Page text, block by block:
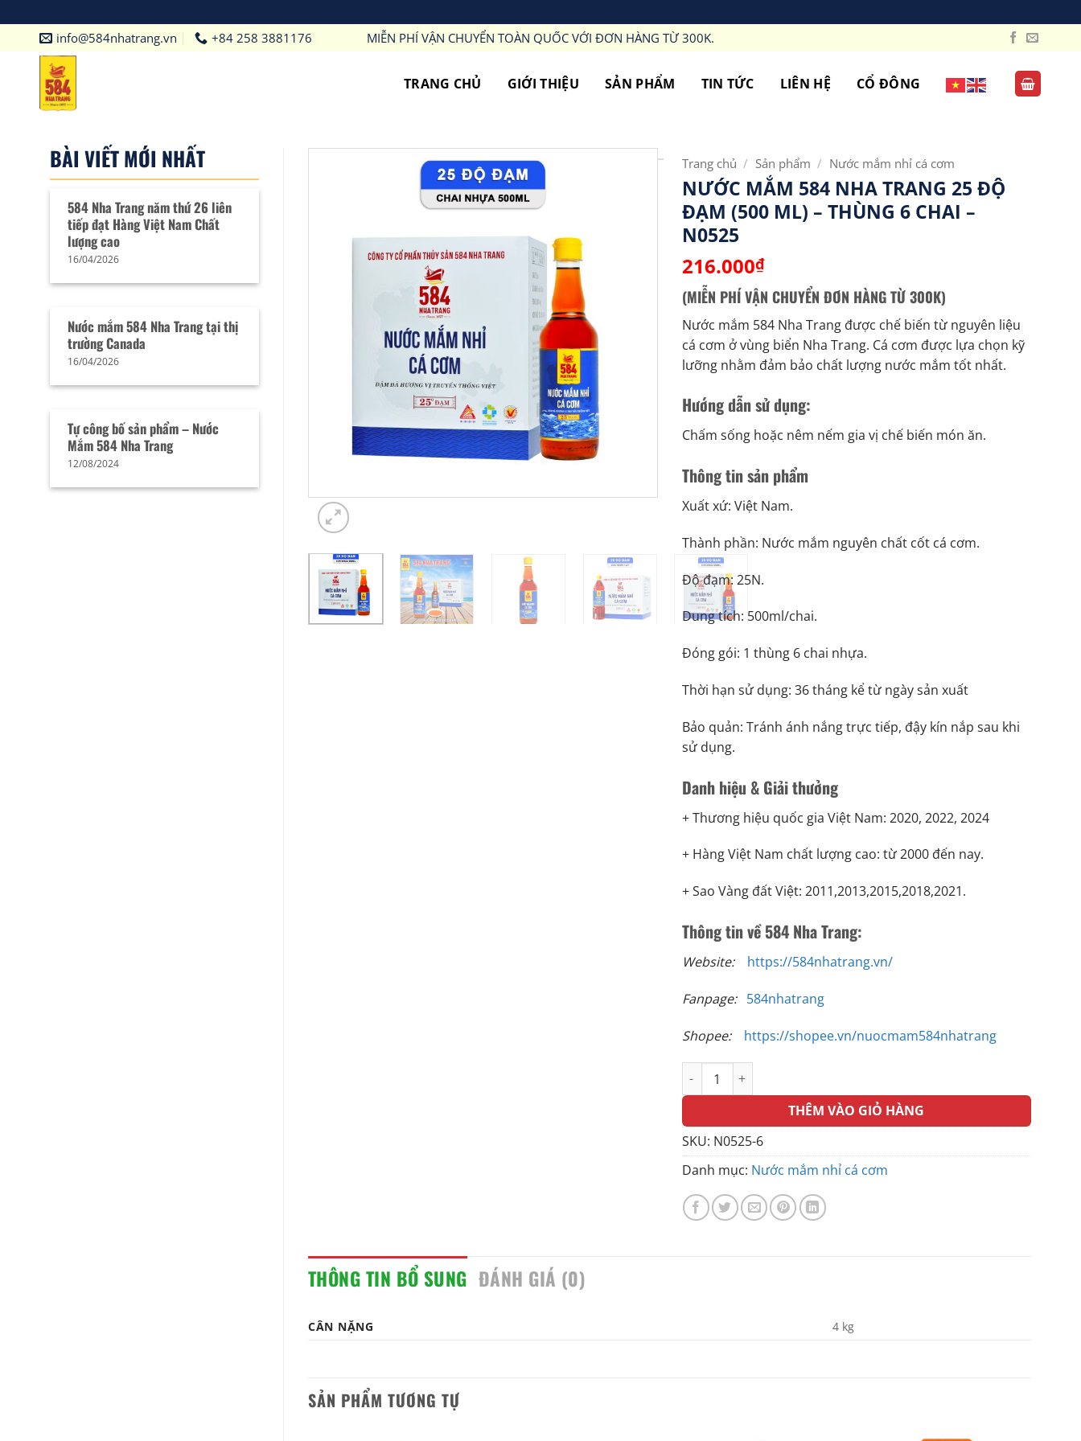
qua
info@584nhatrang.vn +84 258 3881176 MIỄN PHÍ VẬN CHUYỂN TOÀN QUỐC VỚI ĐƠN HÀNG TỪ 300K.
TRANG CHỦ GIỚI THIỆU SẢN PHẨM TIN TỨC LIÊN HỆ CỔ ĐÔNG
BÀI VIẾT MỚI NHẤT
584 Nha Trang năm thứ 26 liên
tiếp đạt Hàng Việt Nam Chất
lượng cao
16/04/2026
Nước mắm 584 Nha Trang tại thị
trường Canada
16/04/2026
Tự công bố sản phẩm – Nước
Mắm 584 Nha Trang
12/08/2024
Trang chủ / Sản phẩm / Nước mắm nhỉ cá cơm
NƯỚC MẮM 584 NHA TRANG 25 ĐỘ
ĐẠM (500 ML) – THÙNG 6 CHAI –
N0525
216.000₫
(MIỄN PHÍ VẬN CHUYỂN ĐƠN HÀNG TỪ 300K)
Nước mắm 584 Nha Trang được chế biến từ nguyên liệu
cá cơm ở vùng biển Nha Trang. Cá cơm được lựa chọn kỹ
lưỡng nhằm đảm bảo chất lượng nước mắm tốt nhất.
Hướng dẫn sử dụng:
Chấm sống hoặc nêm nếm gia vị chế biến món ăn.
Thông tin sản phẩm
Xuất xứ: Việt Nam.
Thành phần: Nước mắm nguyên chất cốt cá cơm.
Độ đạm: 25N.
Dung tích: 500ml/chai.
Đóng gói: 1 thùng 6 chai nhựa.
Thời hạn sử dụng: 36 tháng kể từ ngày sản xuất
Bảo quản: Tránh ánh nắng trực tiếp, đậy kín nắp sau khi
sử dụng.
Danh hiệu & Giải thưởng
+ Thương hiệu quốc gia Việt Nam: 2020, 2022, 2024
+ Hàng Việt Nam chất lượng cao: từ 2000 đến nay.
+ Sao Vàng đất Việt: 2011,2013,2015,2018,2021.
Thông tin về 584 Nha Trang:
Website: https://584nhatrang.vn/
Fanpage: 584nhatrang
Shopee: https://shopee.vn/nuocmam584nhatrang
Nước mắm 584 Nha Trang 25 độ đạm (500 ml) - Thùng 6 chai - N0525
THÊM VÀO GIỎ HÀNG
SKU: N0525-6
Danh mục: Nước mắm nhỉ cá cơm
THÔNG TIN BỔ SUNG ĐÁNH GIÁ (0)
CÂN NẶNG 4 kg
SẢN PHẨM TƯƠNG TỰ